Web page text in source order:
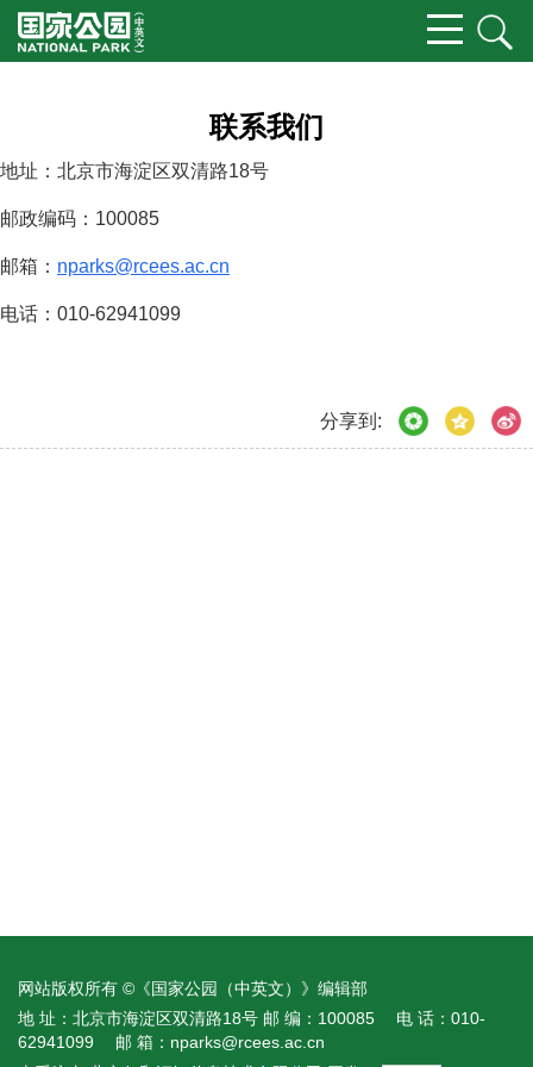
联系我们
地址：北京市海淀区双清路18号
邮政编码：100085
邮箱： nparks@rcees.ac.cn
电话：010-62941099
分享到:
网站版权所有 ©《国家公园（中英文）》编辑部
地 址：北京市海淀区双清路18号 邮 编：100085
电 话：010-
62941099
邮 箱： nparks@rcees.ac.cn